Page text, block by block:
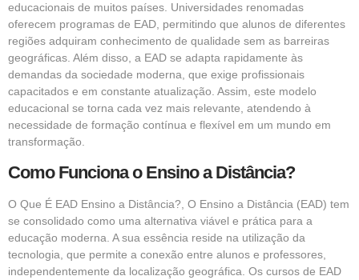
educacionais de muitos países. Universidades renomadas
oferecem programas de EAD, permitindo que alunos de diferentes
regiões adquiram conhecimento de qualidade sem as barreiras
geográficas. Além disso, a EAD se adapta rapidamente às
demandas da sociedade moderna, que exige profissionais
capacitados e em constante atualização. Assim, este modelo
educacional se torna cada vez mais relevante, atendendo à
necessidade de formação contínua e flexível em um mundo em
transformação.
Como Funciona o Ensino a Distância?
O Que É EAD Ensino a Distância?, O Ensino a Distância (EAD) tem
se consolidado como uma alternativa viável e prática para a
educação moderna. A sua essência reside na utilização da
tecnologia, que permite a conexão entre alunos e professores,
independentemente da localização geográfica. Os cursos de EAD